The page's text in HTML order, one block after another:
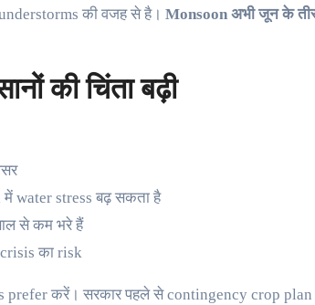
की वजह से है। Monsoon अभी जून के
की चिंता बढ़ी
में water stress बढ़ सकता है
से कम भरे हैं
crisis का risk
करें। सरकार पहले से contingency crop plan